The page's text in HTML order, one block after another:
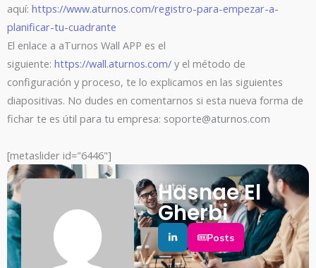
aquí: https://www.aturnos.com/registro-para-empezar-a-
planificar-tu-cuadrante
El enlace a aTurnos Wall APP es el
siguiente: https://wall.aturnos.com/ y el método de
configuración y proceso, te lo explicamos en las siguientes
diapositivas. No dudes en comentarnos si esta nueva forma de
fichar te es útil para tu empresa: soporte@aturnos.com
[metaslider id="6446"]
Autor
Hasnae El
Gherbi
Posts